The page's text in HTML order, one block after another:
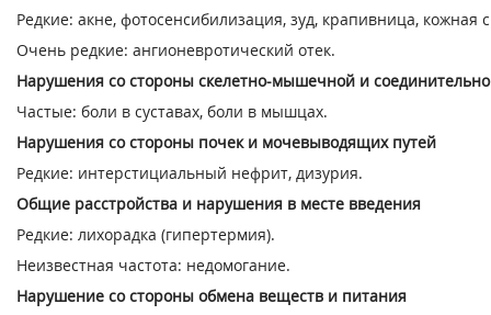
Редкие: акне, фотосенсибилизация, зуд, крапивница, кожная
Очень редкие: ангионевротический отек.
Нарушения со стороны скелетно-мышечной и
Частые: боли в суставах, боли в мышцах.
Нарушения со стороны почек и мочевыводящих путей
Редкие: интерстициальный нефрит, дизурия.
Общие расстройства и нарушения в месте введения
Редкие: лихорадка (гипертермия).
Неизвестная частота: недомогание.
Нарушение со стороны обмена веществ и питания